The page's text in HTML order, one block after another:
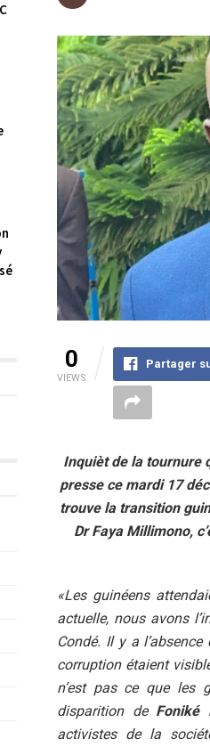
0
VIEWS
Partager
Inquièt de la tournure
presse ce mardi 17
trouve la transition
Dr Faya Millimono,
«Les guinéens
actuelle, nous avons
Condé. Il y a
corruption étaient
n’est pas ce que les
disparition de Foniké
activistes de la